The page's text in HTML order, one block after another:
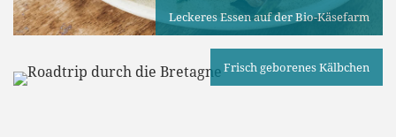
Leckeres Essen auf der Bio-Käsefarm
Frisch geborenes Kälbchen